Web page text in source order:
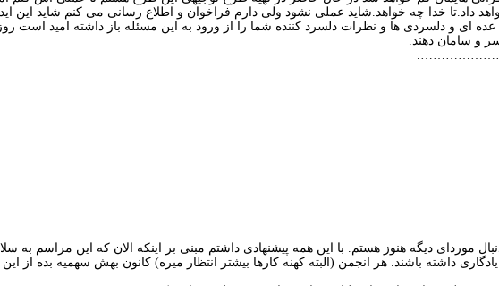
خدا چه خواهد.شاید عملی نشود ولی دارم فراخوان و اطلاع رسانی می کنم شاید این
و سامان دهند.
دیگه هنوز هستم. با این همه پیشنهادی داشتم مبنی بر اینکه الان که این مراسم به
داشته باشند. هر انجمن (البته کهنه کارها بیشتر انتظار میره) کانون بهش سهمیه بده از